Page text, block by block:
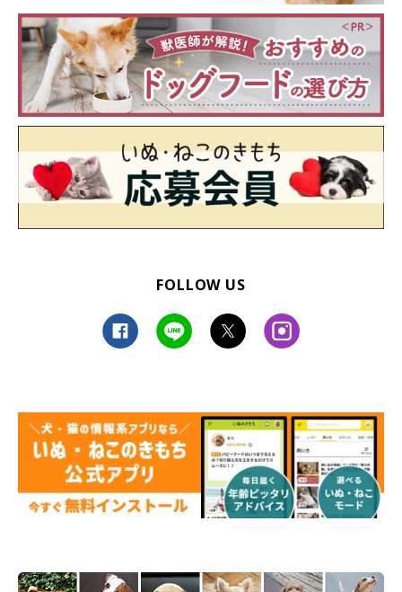
FOLLOW US